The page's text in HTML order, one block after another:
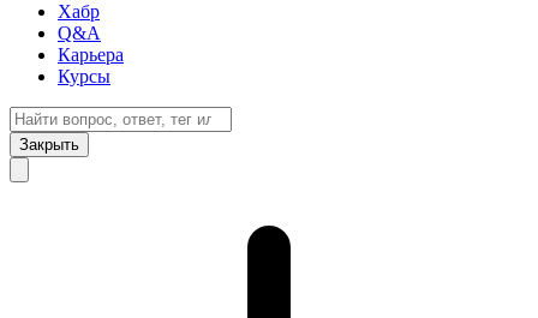
Хабр
Q&A
Карьера
Курсы
Закрыть